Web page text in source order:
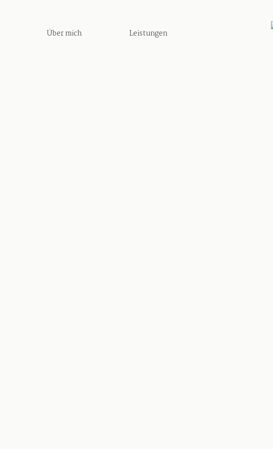
Über mich Leistungen